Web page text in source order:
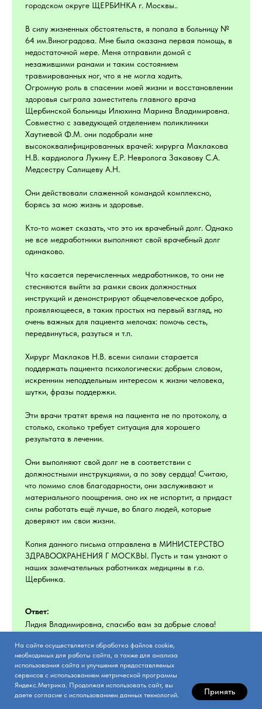
городском округе ЩЕРБИНКА г. Москвы..
В силу жизненных обстоятельств, я попала в больницу №
64 им.Виноградова. Мне была оказана первая помощь, в
недостаточной мере. Меня отправили домой с
незажившими ранами и таким состоянием
травмированных ног, что я не могла ходить.
Огромную роль в спасении моей жизни и восстановлении
здоровья сыграла заместитель главного врача
Щербинской больницы Илюхина Марина Владимировна.
Совместно с заведующей отделением поликлиники
Хаутиевой Ф.М. они подобрали мне
высококвалифицированных врачей: хирурга Маклакова
Н.В. кардиолога Лукину Е.Р. Невролога Закавову С.А.
Медсестру Салищеву А.Н.
Они действовали слаженной командой комплексно,
борясь за мою жизнь и здоровье.
Кто-то может сказать, что это их врачебный долг. Однако
не все медработники выполняют свой врачебный долг
одинаково.
Что касается перечисленных медработников, то они не
стесняются выйти за рамки своих должностных
инструкций и демонстрируют общечеловеческое добро,
проявляющееся, в таких простых на первый взгляд, но
очень важных для пациента мелочах: помочь сесть,
передвинуться, разуться и т.п.
Хирург Маклаков Н.В. всеми силами старается
поддержать пациента психологически: добрым словом,
искренним неподдельным интересом к жизни человека,
шутки, фразы поддержки.
Эти врачи тратят время на пациента не по протоколу, а
столько, сколько требует ситуация для хорошего
результата в лечении.
Они выполняют свой долг не в соответствии с
должностными инструкциями, а по зову сердца! Считаю,
что помимо слов благодарности, они заслуживают и
материального поощрения. оно их не испортит, а придаст
силы работать ещё лучше, во благо людей, которые
доверяют им свои жизни.
Копия данного письма отправлена в МИНИСТЕРСТВО
ЗДРАВООХРАНЕНИЯ Г МОСКВЫ. Пусть и там узнают о
наших замечательных работниках медицины в г.о.
Щербинка.
Ответ:
Лидия Владимировна, спасибо вам за добрые слова!
На сайте осуществляется обработка файлов cookie,
необходимых для работы сайта, а также для анализа
использования сайта и улучшения предоставляемых
сервисов с использованием метрической программы
Яндекс.Метрика. Продолжая использовать сайт, вы
даете согласие с использованием данных технологий.
Принять